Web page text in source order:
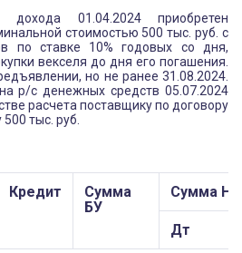
01.04.2024 приобретен
стоимостью 500 тыс. руб. с
по ставке 10% годовых со дня,
векселя до дня его погашения.
но не ранее 31.08.2024.
р/с денежных средств 05.07.2024
расчета поставщику по договору
тыс. руб.
Кредит
Сумма
БУ
Сумма НУ
Дт